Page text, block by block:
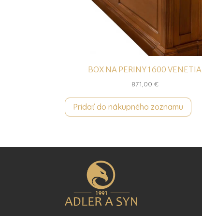
BOX NA PERINY 1600 VENETIA
871,00 €
Pridať do nákupného zoznamu